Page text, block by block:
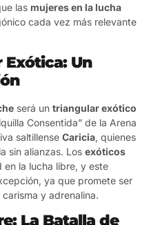
las mujeres en la lucha
cada vez más relevante
Exótica: Un
será un triangular exótico
Consentida” de la Arena
saltillense Caricia, quienes
sin alianzas. Los exóticos
la lucha libre, y este
ya que promete ser
carisma y adrenalina.
La Batalla de